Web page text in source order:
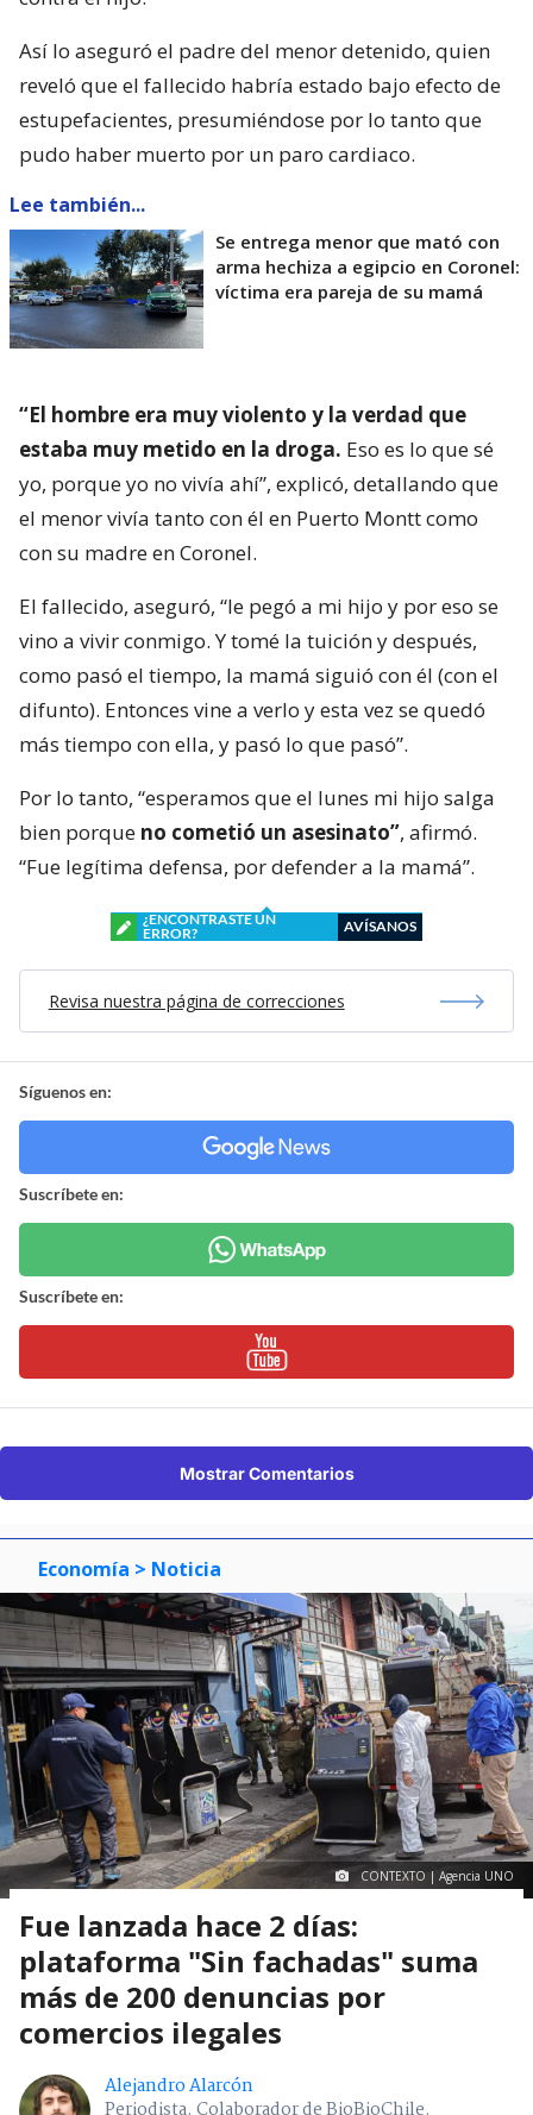
Así lo aseguró el padre del menor detenido, quien
reveló que el fallecido habría estado bajo efecto de
estupefacientes, presumiéndose por lo tanto que
pudo haber muerto por un paro cardiaco.
Lee también...
Se entrega menor que mató con
arma hechiza a egipcio en Coronel:
víctima era pareja de su mamá
“El hombre era muy violento y la verdad que
estaba muy metido en la droga. Eso es lo que sé
yo, porque yo no vivía ahí”, explicó, detallando que
el menor vivía tanto con él en Puerto Montt como
con su madre en Coronel.
El fallecido, aseguró, “le pegó a mi hijo y por eso se
vino a vivir conmigo. Y tomé la tuición y después,
como pasó el tiempo, la mamá siguió con él (con el
difunto). Entonces vine a verlo y esta vez se quedó
más tiempo con ella, y pasó lo que pasó”.
Por lo tanto, “esperamos que el lunes mi hijo salga
bien porque no cometió un asesinato”, afirmó.
“Fue legítima defensa, por defender a la mamá”.
¿ENCONTRASTE UN
ERROR?
AVÍSANOS
Revisa nuestra página de correcciones
Síguenos en:
Suscríbete en:
Suscríbete en:
Mostrar Comentarios
Economía > Noticia
CONTEXTO | Agencia UNO
Fue lanzada hace 2 días:
plataforma "Sin fachadas" suma
más de 200 denuncias por
comercios ilegales
Alejandro Alarcón